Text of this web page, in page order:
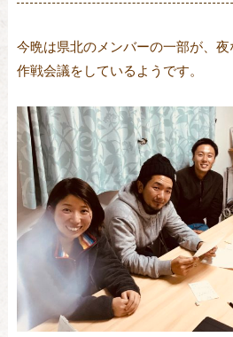
今晩は県北のメンバーの一部が、夜
作戦会議をしているようです。